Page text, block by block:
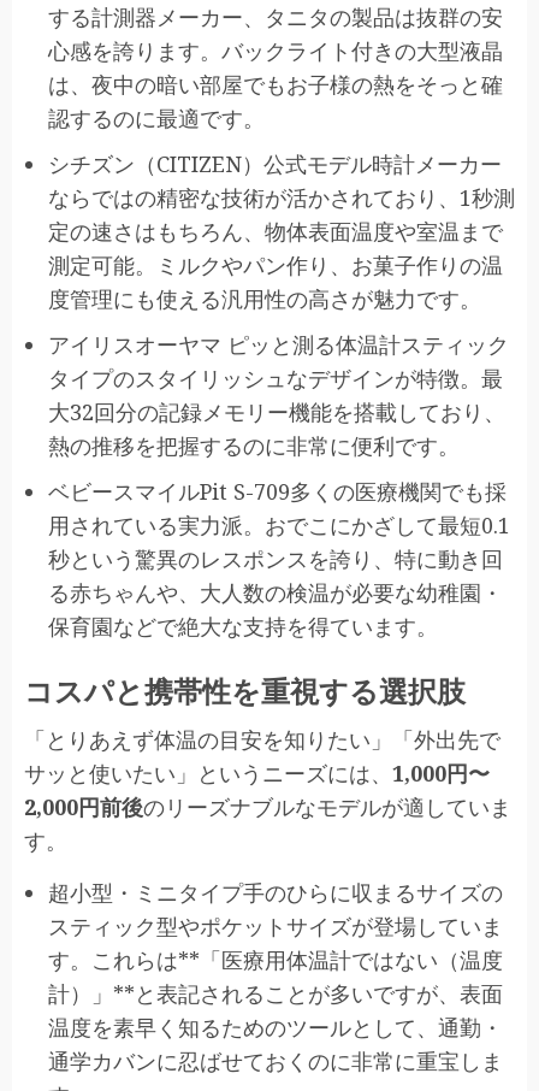
する計測器メーカー、タニタの製品は抜群の安
心感を誇ります。バックライト付きの大型液晶
は、夜中の暗い部屋でもお子様の熱をそっと確
認するのに最適です。
シチズン（CITIZEN）公式モデル時計メーカー
ならではの精密な技術が活かされており、1秒測
定の速さはもちろん、物体表面温度や室温まで
測定可能。ミルクやパン作り、お菓子作りの温
度管理にも使える汎用性の高さが魅力です。
アイリスオーヤマ ピッと測る体温計スティック
タイプのスタイリッシュなデザインが特徴。最
大32回分の記録メモリー機能を搭載しており、
熱の推移を把握するのに非常に便利です。
ベビースマイルPit S-709多くの医療機関でも採
用されている実力派。おでこにかざして最短0.1
秒という驚異のレスポンスを誇り、特に動き回
る赤ちゃんや、大人数の検温が必要な幼稚園・
保育園などで絶大な支持を得ています。
コスパと携帯性を重視する選択肢
「とりあえず体温の目安を知りたい」「外出先で
サッと使いたい」というニーズには、 1,000円〜
2,000円前後のリーズナブルなモデルが適していま
す。
超小型・ミニタイプ手のひらに収まるサイズの
スティック型やポケットサイズが登場していま
す。これらは**「医療用体温計ではない（温度
計）」**と表記されることが多いですが、表面
温度を素早く知るためのツールとして、通勤・
通学カバンに忍ばせておくのに非常に重宝しま